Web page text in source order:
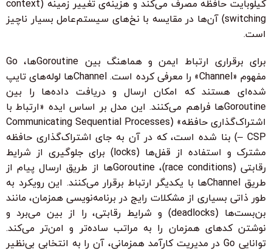
کیلوبایت حافظه مصرف می‌کند و هزینه‌ی تغییر زمینه (context
switching) آن‌ها در مقایسه با نخ‌های سیستم‌عامل بسیار ناچیز
است.
برای برقراری ارتباط ایمن و هماهنگ بین Goroutineها، Go
مفهوم «Channel» را معرفی کرده است. Channelها لوله‌های تایپ
شده‌ای هستند که امکان ارسال و دریافت داده‌ها را بین
Goroutineها فراهم می‌کنند. این مدل بر اساس ایده «ارتباط با
اشتراک‌گذاری حافظه» (Communicating Sequential Processes
– CSP) بنا شده است، که در آن به جای اشتراک‌گذاری حافظه
مشترک و استفاده از قفل‌ها (locks) برای جلوگیری از شرایط
رقابتی (race conditions)، Goroutineها از طریق ارسال پیام از
طریق Channelها با یکدیگر ارتباط برقرار می‌کنند. این رویکرد به
طور ذاتی بسیاری از مشکلات رایج در برنامه‌نویسی همزمان، مانند
بن‌بست‌ها (deadlocks) و شرایط رقابتی، را از بین می‌برد و
نوشتن کدهای همزمان را به مراتب ساده‌تر و امن‌تر می‌کند.
توانایی Go در مدیریت کارآمد همزمانی، آن را به انتخابی بی‌نظیر